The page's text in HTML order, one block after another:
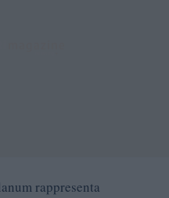
rappresenta